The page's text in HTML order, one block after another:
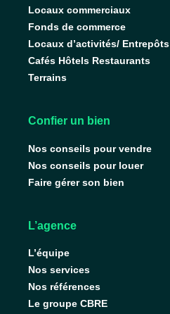
Locaux commerciaux
Fonds de commerce
Locaux d’activités/ Entrepôts
Cafés Hôtels Restaurants
Terrains
Confier un bien
Nos conseils pour vendre
Nos conseils pour louer
Faire gérer son bien
L’agence
L’équipe
Nos services
Nos références
Le groupe CBRE